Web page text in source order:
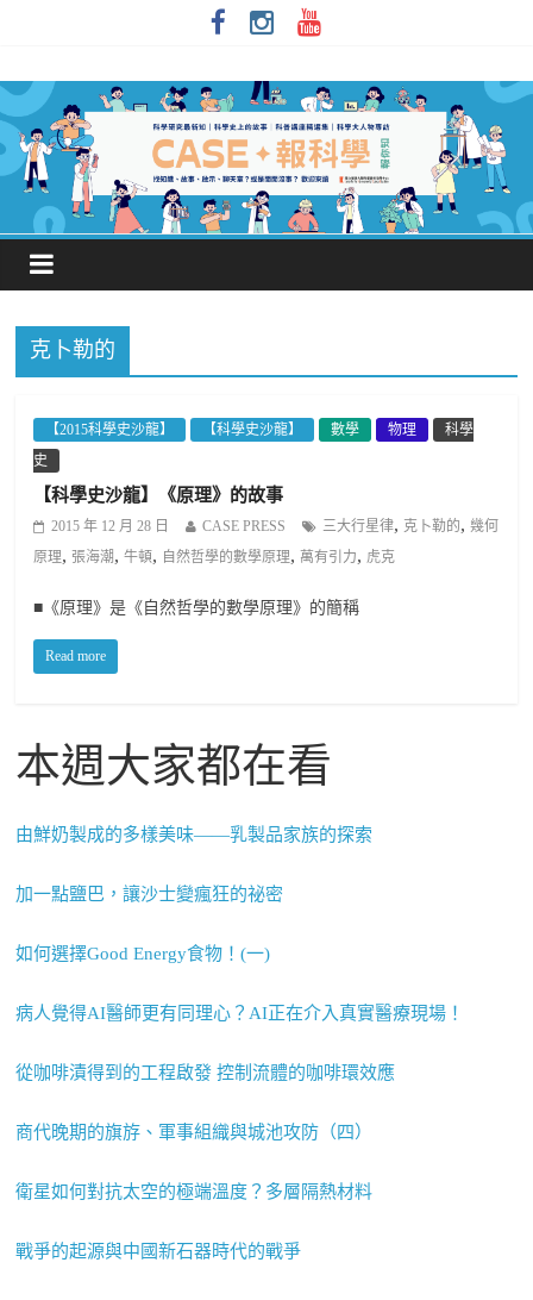
克卜勒的
【2015科學史沙龍】 【科學史沙龍】 數學 物理
科學
史
【科學史沙龍】《原理》的故事
2015 年 12 月 28 日 CASE PRESS 三大行星律, 克卜勒的,幾何
原理,張海潮,牛頓, 自然哲學的數學原理,萬有引力, 虎克
■《原理》是《自然哲學的數學原理》的簡稱
Read more
本週大家都在看
由鮮奶製成的多樣美味——乳製品家族的探索
加一點鹽巴，讓沙士變瘋狂的祕密
如何選擇Good Energy食物！(一)
病人覺得AI醫師更有同理心？AI正在介入真實醫療現場！
從咖啡漬得到的工程啟發 控制流體的咖啡環效應
商代晚期的旗斿、軍事組織與城池攻防（四）
衛星如何對抗太空的極端溫度？多層隔熱材料
戰爭的起源與中國新石器時代的戰爭